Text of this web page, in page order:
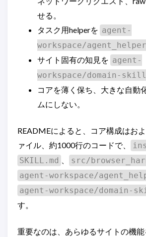
せる。
タスク用helperを agent-
workspace/
サイト固有の知見を agent-
workspace/domain-
コアを薄く保ち、大きな自動
ムにしない。
READMEによると、コア構成はお
ァイル、約1000行のコードで、
SKILL.md
src/
agent-workspace/
agent-workspace/domain-
す。
重要なのは、あらゆるサイトの機